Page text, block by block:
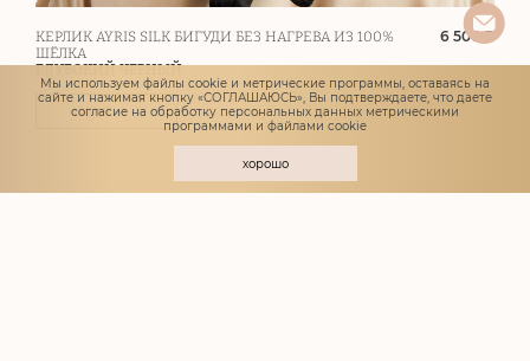
КЕРЛИК AYRIS SILK БИГУДИ БЕЗ НАГРЕВА ИЗ 100%
ШЁЛКА
ГЛУБОКИЙ ЧЕРНЫЙ
6 500 ₽
КУПИТЬ
Мы используем файлы cookie и метрические программы, оставаясь на
сайте и нажимая кнопку «СОГЛАШАЮСЬ», Вы подтверждаете, что даете
согласие на обработку персональных данных метрическими
программами и файлами cookie
хорошо